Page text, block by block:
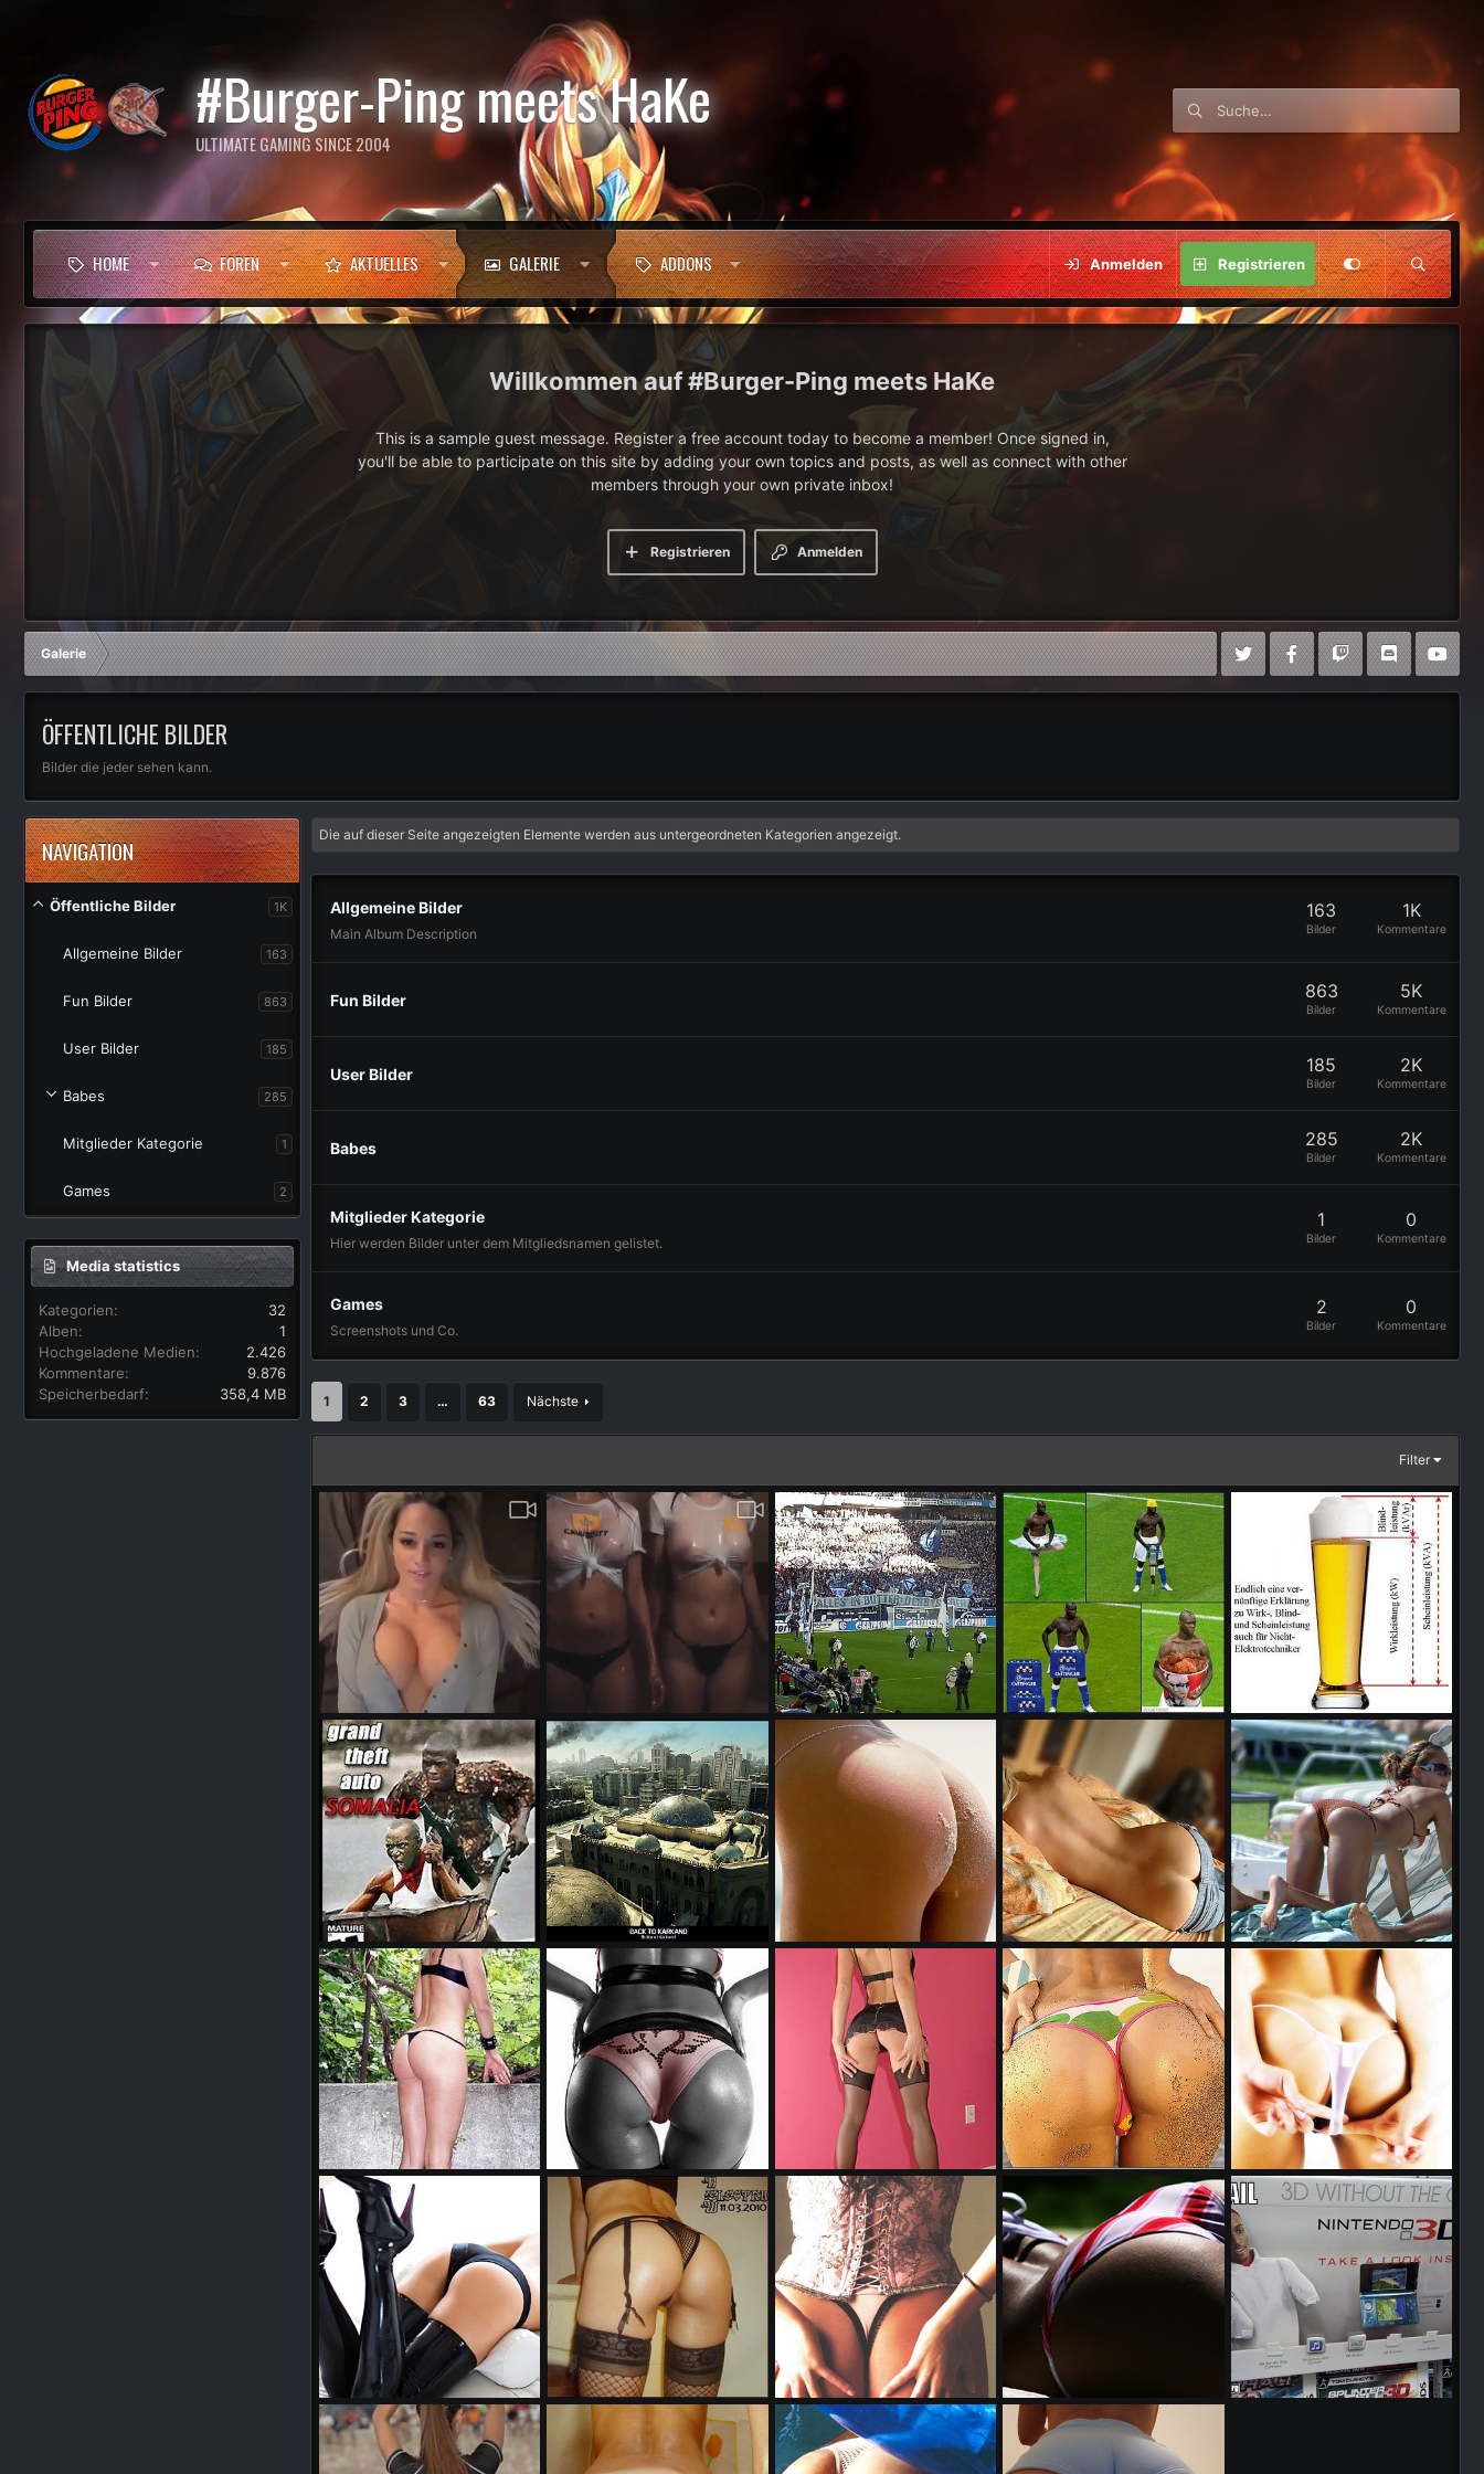
#Burger-Ping meets HaKe
ULTIMATE GAMING SINCE 2004
HOME FOREN AKTUELLES GALERIE ADDONS Anmelden Registrieren
#Burger-Ping meets HaKe
This is a sample guest message. Register a free account today to become a member! Once signed in,
you'll be able to participate on this site by adding your own topics and posts, as well as connect with other
members through your own private inbox!
Anmelden
Registrieren
Galerie
ÖFFENTLICHE BILDER
Bilder die jeder sehen kann.
NAVIGATION
Öffentliche Bilder 1K
Allgemeine Bilder 163
Fun Bilder 863
User Bilder 185
Babes 285
Mitglieder Kategorie 1
Games 2
Media statistics
Kategorien
32
Alben
1
Hochgeladene Medien
2.426
Kommentare
9.876
Speicherbedarf
358,4 MB
Die auf dieser Seite angezeigten Elemente werden aus untergeordneten Kategorien angezeigt.
Allgemeine Bilder
Main Album Description Bilder
163
Kommentare
1K
Fun Bilder
Bilder
863
Kommentare
5K
User Bilder
Bilder
185
Kommentare
2K
Babes
Bilder
285
Kommentare
2K
Mitglieder Kategorie
Hier werden Bilder unter dem Mitgliedsnamen gelistet. Bilder
1
Kommentare
0
Games
Screenshots und Co. Bilder
2
Kommentare
0
1 2 3 … 63 Nächste
Filter
Boobies!
Jaegermeist0r
9. Oktober 2018
0
0
Brust Test
Jaegermeist0r
9. Oktober 2018
0
0
BaM
Jaegermeist0r
29. Oktober 2012
Balotelli
Jaegermeist0r
1. Juli 2012
0
0
Das E-Technik Studium war nicht umsonst!
Jaegermeist0r
1. Mai 2012
0
0
PS2 Besitzer können aufatmen!
Jaegermeist0r
1. November 2011
0
0
Back to Karkand
Jaegermeist0r
10. Mai 2011
0
f5558eedad778f9
Warstein0r
3. Mai 2011
0
mw37090
Warstein0r
2. Mai 2011
0
0
55598ooopiojjhz7
Warstein0r
29. April 2011
0
0
getimage02.jp1717eg
Warstein0r
7710finalbe0
Warstein0r
27. April 2011
0
0
5505age01
Warstein0r
26. April 2011
0
0
1875320 3
Warstein0r
20. April 2011
0
0
58965777t
19. April 2011
0
783n9v7ua5m
Warstein0r
18. April 2011
0
uiop2ze3x5u
Warstein0r
15. April 2011
0
456uvaw7gp
Warstein0r
14. April 2011
0
0
lu999ywlle9d45j
Warstein0r
13. April 2011